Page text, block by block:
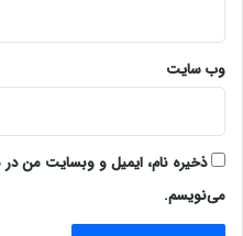
وب‌ سایت
ذخیره نام، ایمیل و وبسایت من در
می‌نویسم.